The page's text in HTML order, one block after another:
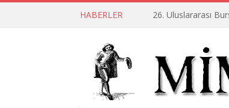
HABERLER 26. Uluslararası